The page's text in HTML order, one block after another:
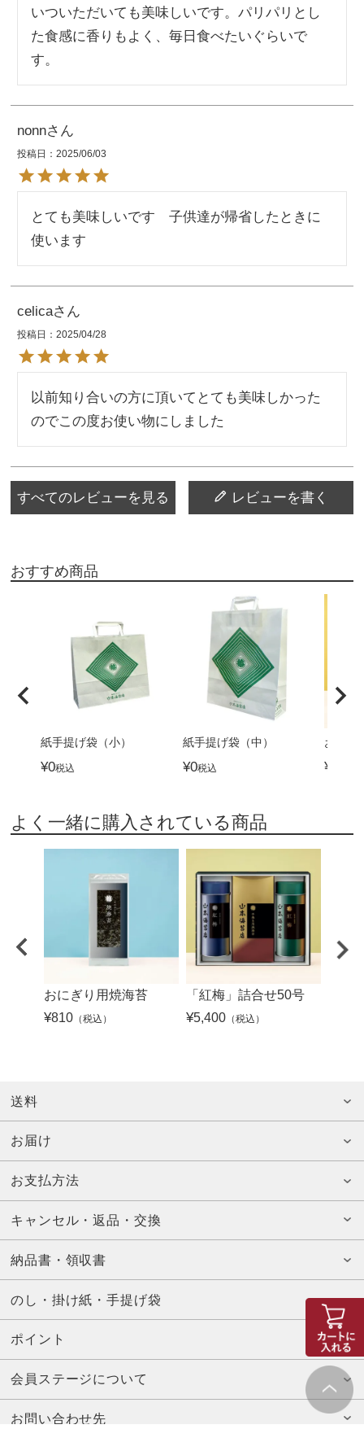
いついただいても美味しいです。パリパリとし
た食感に香りもよく、毎日食べたいぐらいで
す。
nonn
投稿日 2025/06/03
とても美味しいです　子供達が帰省したときに
celica
投稿日 2025/04/28
以前知り合いの方に頂いてとても美味しかった
のでこの度お使い物にしました
すべてのレビューを見る レビューを書く
おすすめ商品
紙手提げ袋（小）
¥0税込
紙手提げ袋（中）
¥0税込
おつま
¥
よく一緒に購入されている商品
おにぎり用焼海苔
¥810（税込）
「紅梅」詰合せ50号
¥5,400（税込）
送料
お届け
お支払方法
キャンセル・返品・交換
納品書・領収書
のし・掛け紙・手提げ袋
ポイント
会員ステージについて
お問い合わせ先